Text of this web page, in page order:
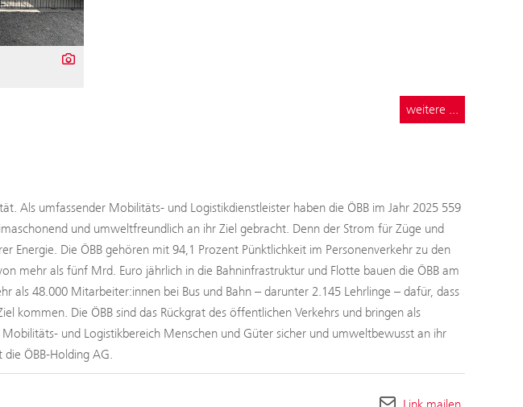
weitere ...
Als umfassender Mobilitäts- und Logistikdienstleister haben die ÖBB im Jahr 2025 559
und umweltfreundlich an ihr Ziel gebracht. Denn der Strom für Züge und
Energie. Die ÖBB gehören mit 94,1 Prozent Pünktlichkeit im Personenverkehr zu den
mehr als fünf Mrd. Euro jährlich in die Bahninfrastruktur und Flotte bauen die ÖBB am
als 48.000 Mitarbeiter:innen bei Bus und Bahn – darunter 2.145 Lehrlinge – dafür, dass
kommen. Die ÖBB sind das Rückgrat des öffentlichen Verkehrs und bringen als
und Logistikbereich Menschen und Güter sicher und umweltbewusst an ihr
die ÖBB-Holding AG.